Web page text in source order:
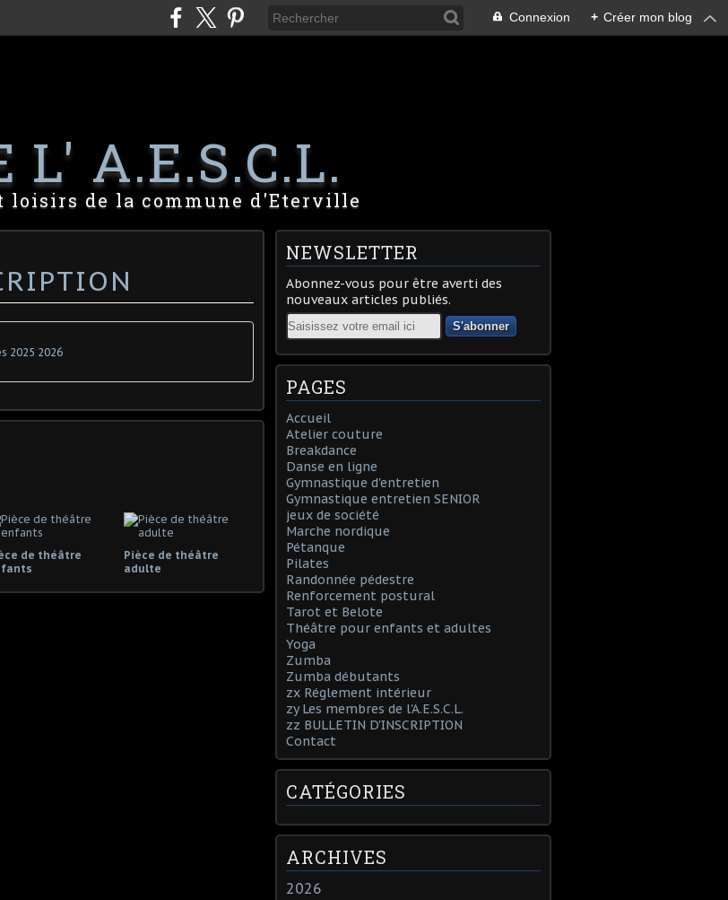
Connexion + Créer mon blog
L' A.E.S.C.L.
loisirs de la commune d'Eterville
2025 2026
de théâtre
Pièce de théâtre
adulte
NEWSLETTER
Abonnez-vous pour être averti des
nouveaux articles publiés.
Email
PAGES
Accueil
Atelier couture
Breakdance
Danse en ligne
Gymnastique d'entretien
Gymnastique entretien SENIOR
jeux de société
Marche nordique
Pétanque
Pilates
Randonnée pédestre
Renforcement postural
Tarot et Belote
Théâtre pour enfants et adultes
Yoga
Zumba
Zumba débutants
zx Réglement intérieur
zy Les membres de l'A.E.S.C.L.
zz BULLETIN D'INSCRIPTION
Contact
CATÉGORIES
ARCHIVES
2026